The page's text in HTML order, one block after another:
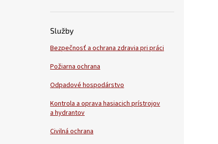
Služby
Bezpečnosť a ochrana zdravia pri práci
Požiarna ochrana
Odpadové hospodárstvo
Kontrola a oprava hasiacich prístrojov
a hydrantov
Civilná ochrana